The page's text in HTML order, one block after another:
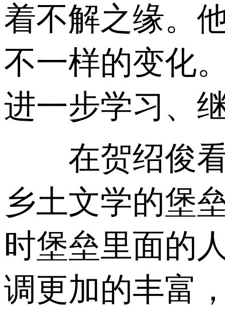
着不解之缘。
不一样的变化
进一步学习、
在贺绍俊看
乡土文学的堡
时堡垒里面的
调更加的丰富